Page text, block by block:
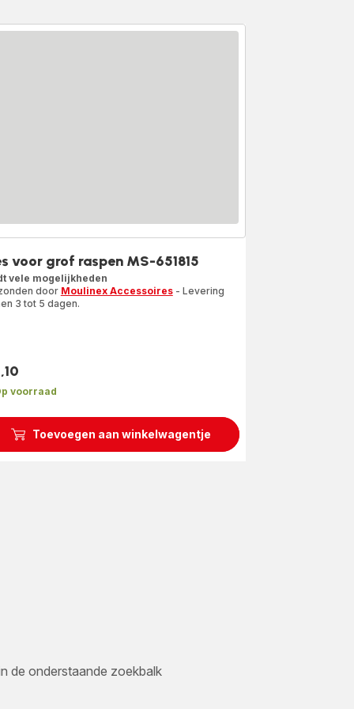
Toevoegen aan winkelwagentje
voor grof raspen MS-651815
vele mogelijkheden
door Moulinex Accessoires- Levering
3 tot 5 dagen.
voorraad
de onderstaande zoekbalk